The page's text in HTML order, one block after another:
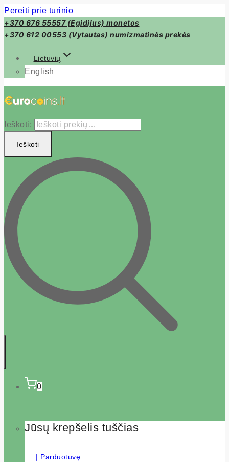
Pereiti prie turinio
+370 676 55557 (Egidijus) monetos
+370 612 00553 (Vytautas) numizmatinės prekės
Lietuvių
English
Ieškoti:
Ieškoti
0
Jūsų krepšelis tuščias
Į Parduotuvę